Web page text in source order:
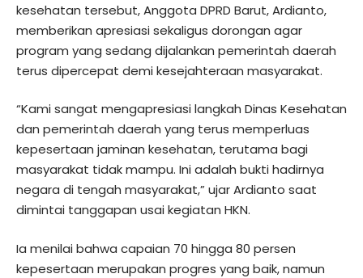
kesehatan tersebut, Anggota DPRD Barut, Ardianto,
memberikan apresiasi sekaligus dorongan agar
program yang sedang dijalankan pemerintah daerah
terus dipercepat demi kesejahteraan masyarakat.
“Kami sangat mengapresiasi langkah Dinas Kesehatan
dan pemerintah daerah yang terus memperluas
kepesertaan jaminan kesehatan, terutama bagi
masyarakat tidak mampu. Ini adalah bukti hadirnya
negara di tengah masyarakat,” ujar Ardianto saat
dimintai tanggapan usai kegiatan HKN.
Ia menilai bahwa capaian 70 hingga 80 persen
kepesertaan merupakan progres yang baik, namun